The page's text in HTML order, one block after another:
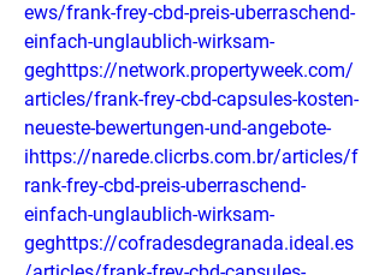
ews/frank-frey-cbd-preis-uberraschend-
einfach-unglaublich-wirksam-
geghttps://network.propertyweek.com/
articles/frank-frey-cbd-capsules-kosten-
neueste-bewertungen-und-angebote-
ihttps://narede.clicrbs.com.br/articles/f
rank-frey-cbd-preis-uberraschend-
einfach-unglaublich-wirksam-
geghttps://cofradesdegranada.ideal.es